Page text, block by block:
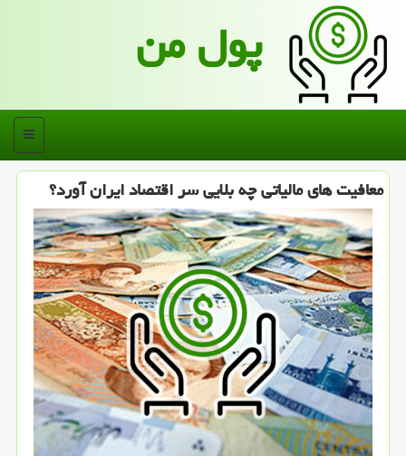
پول من
منو
معافیت های مالیاتی چه بلایی سر اقتصاد ایران آورد؟